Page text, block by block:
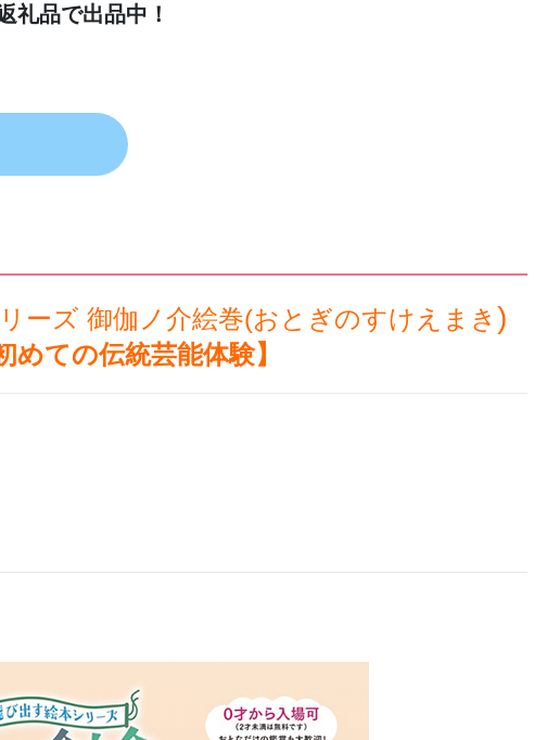
礼品で出品中！
ーズ 御伽ノ介絵巻(おとぎのすけえまき )
めての伝統芸能体験】